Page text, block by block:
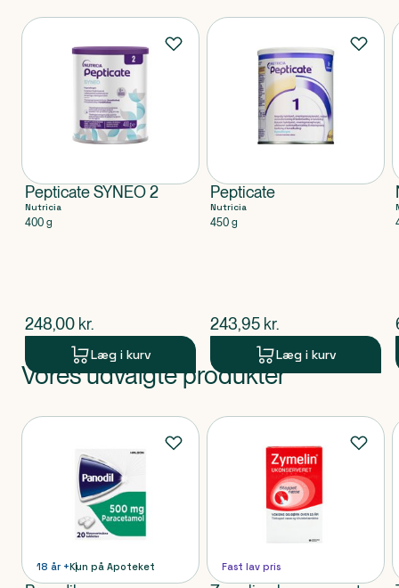
Produkter
Pepticate SYNEO 2
Nutricia
400 g
$nuværende pris
248,00 kr.
Læg i kurv
Pepticate
Nutricia
450 g
$nuværende pris
243,95 kr.
Læg i kurv
Produkt 1 af 0
Vores udvalgte produkter
Produkter
18 år +Kun på Apoteket Fast lav pris